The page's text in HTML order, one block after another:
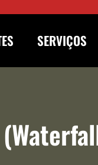
SERVIÇOS